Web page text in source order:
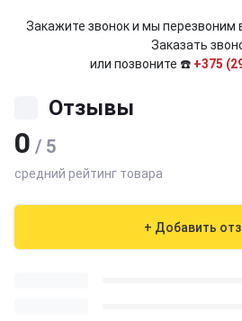
Закажите звонок и мы перезвоним
Заказать
или позвоните ☎️ +375
Отзывы
0 / 5
средний рейтинг товара
+ Добавить